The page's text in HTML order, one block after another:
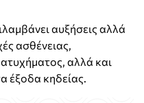
αυξήσεις αλλά
ασθένειας,
αλλά και
έξοδα κηδείας.